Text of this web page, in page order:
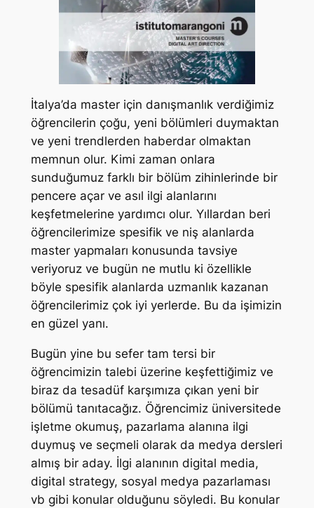
İtalya’da master için danışmanlık verdiğimiz
öğrencilerin çoğu, yeni bölümleri duymaktan
ve yeni trendlerden haberdar olmaktan
memnun olur. Kimi zaman onlara
sunduğumuz farklı bir bölüm zihinlerinde bir
pencere açar ve asıl ilgi alanlarını
keşfetmelerine yardımcı olur. Yıllardan beri
öğrencilerimize spesifik ve niş alanlarda
master yapmaları konusunda tavsiye
veriyoruz ve bugün ne mutlu ki özellikle
böyle spesifik alanlarda uzmanlık kazanan
öğrencilerimiz çok iyi yerlerde. Bu da işimizin
en güzel yanı.
Bugün yine bu sefer tam tersi bir
öğrencimizin talebi üzerine keşfettiğimiz ve
biraz da tesadüf karşımıza çıkan yeni bir
bölümü tanıtacağız. Öğrencimiz üniversitede
işletme okumuş, pazarlama alanına ilgi
duymuş ve seçmeli olarak da medya dersleri
almış bir aday. İlgi alanının digital media,
digital strategy, sosyal medya pazarlaması
vb gibi konular olduğunu söyledi. Bu konular